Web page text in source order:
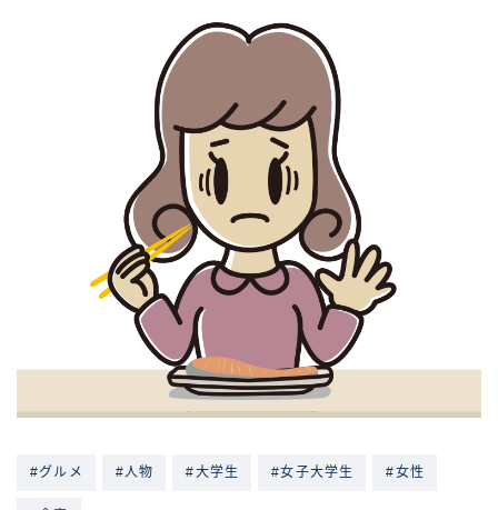
#グルメ #人物 #大学生 #女子大学生 #女性